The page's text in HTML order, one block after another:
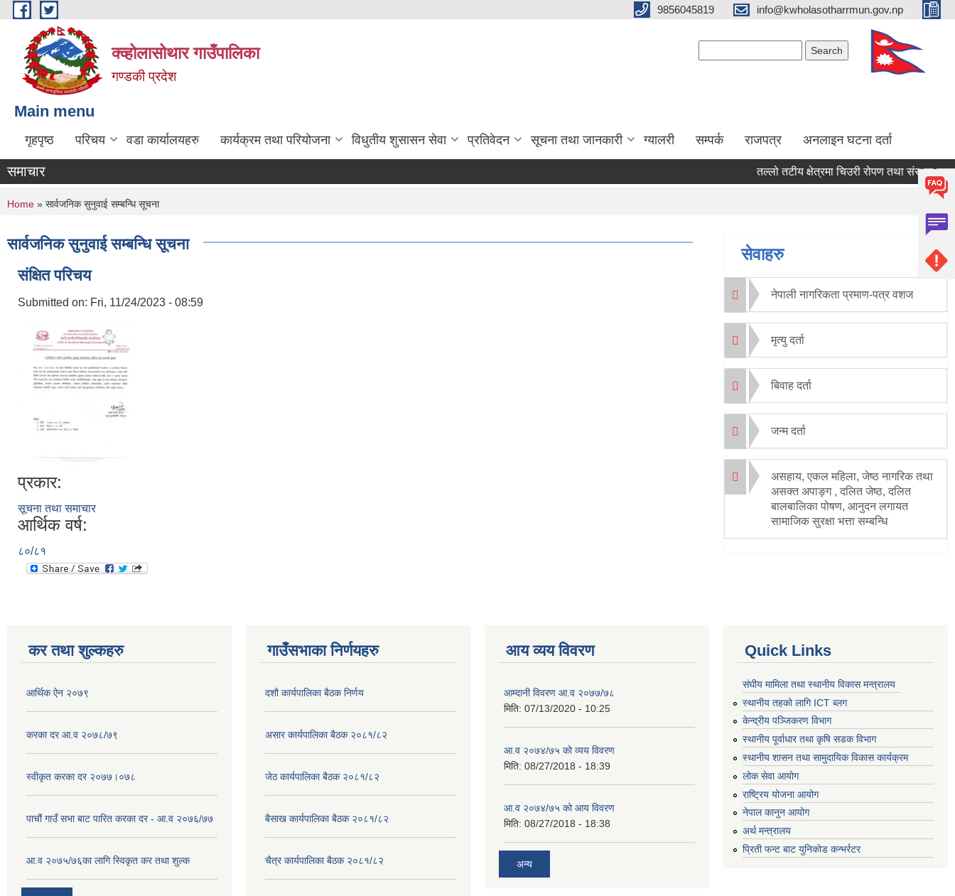
Skip to main content 9856045819 info@kwholasotharrmun.gov.np
क्व्होलासोथार गाउँपालिका
गण्डकी प्रदेश
Main menu
गृहपृष्ठ परिचय वडा कार्यालयहरु कार्यक्रम तथा परियोजना विधुतीय शुसासन सेवा प्रतिवेदन सूचना तथा जानकारी ग्यालरी सम्पर्क राजपत्र अनलाइन घटना दर्ता
समाचार तल्लो तटीय क्षेत्रमा चिउरी रोपण तथा संरक्षण सम्बन्धी
You are here
Home » सार्वजनिक सुनुवाई सम्बन्धि सूचना
सार्वजनिक सुनुवाई सम्बन्धि सूचना
संक्षित परिचय
Submitted on: Fri, 11/24/2023 - 08:59
प्रकार:
सूचना तथा समाचार
आर्थिक वर्ष:
८०/८१
सेवाहरु
नेपाली नागरिकता प्रमाण-पत्र वशज
मृत्यु दर्ता
बिवाह दर्ता
जन्म दर्ता
असहाय, एकल महिला, जेष्ठ नागरिक तथा
असक्त अपाङ्ग , दलित जेष्ठ, दलित
बालबालिका पोषण, आनुदन लगायत
सामाजिक सुरक्षा भत्ता सम्बन्धि
कर तथा शुल्कहरु
आर्थिक ऐन २०७९
करका दर आ.व २०७८/७९
स्वीकृत करका दर २०७७।०७८
पाचौं गाउँ सभा बाट पारित करका दर - आ.व २०७६/७७
आ.व २०७५/७६का लागि स्विकृत कर तथा शुल्क
गाउँसभाका निर्णयहरु
दशौ कार्यपालिका बैठक निर्णय
असार कार्यपालिका बैठक २०८१/८२
जेठ कार्यपालिका बैठक २०८१/८२
बैसाख कार्यपालिका बैठक २०८१/८२
चैत्र कार्यपालिका बैठक २०८१/८२
आय व्यय विवरण
आम्दानी विवरण आ.व २०७७/७८
मिति: 07/13/2020 - 10:25
आ.व २०७४/७५ को व्यय विवरण
मिति: 08/27/2018 - 18:39
आ.व २०७४/७५ को आय विवरण
मिति: 08/27/2018 - 18:38
अन्य
Quick Links
संघीय मामिला तथा स्थानीय विकास मन्त्रालय
स्थानीय तहको लागि ICT ब्लग
केन्द्रीय पञ्जिकरण विभाग
स्थानीय पूर्वाधार तथा कृषि सडक विभाग
स्थानीय शासन तथा सामुदायिक विकास कार्यक्रम
लोक सेवा आयोग
राष्ट्रिय योजना आयोग
नेपाल कानुन आयोग
अर्थ मन्त्रालय
प्रिती फन्ट बाट युनिकोड कन्भर्रटर